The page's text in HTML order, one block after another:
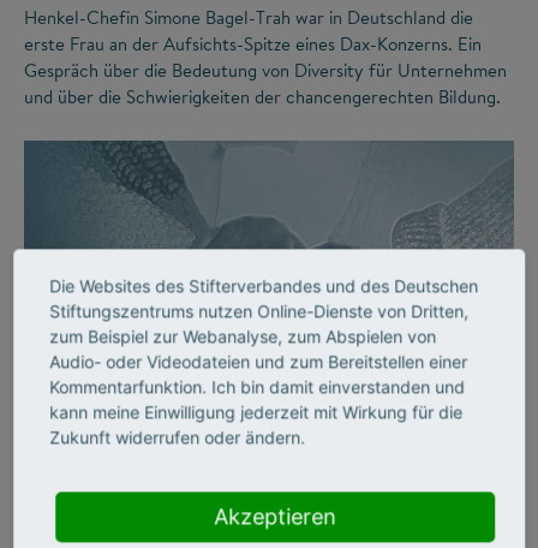
Henkel-Chefin Simone Bagel-Trah war in Deutschland die
erste Frau an der Aufsichts-Spitze eines Dax-Konzerns. Ein
Gespräch über die Bedeutung von Diversity für Unternehmen
und über die Schwierigkeiten der chancengerechten Bildung.
Vielfalt an Hochschulen
Die Websites des Stifterverbandes und des Deutschen
Stiftungszentrums nutzen Online-Dienste von Dritten,
zum Beispiel zur Webanalyse, zum Abspielen von
Audio- oder Videodateien und zum Bereitstellen einer
Kommentarfunktion. Ich bin damit einverstanden und
kann meine Einwilligung jederzeit mit Wirkung für die
Zukunft widerrufen oder ändern.
Akzeptieren